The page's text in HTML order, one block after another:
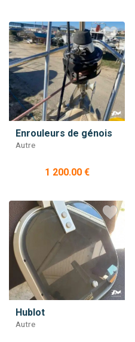
Enrouleurs de génois
Autre
1 200.00 €
Hublot
Autre